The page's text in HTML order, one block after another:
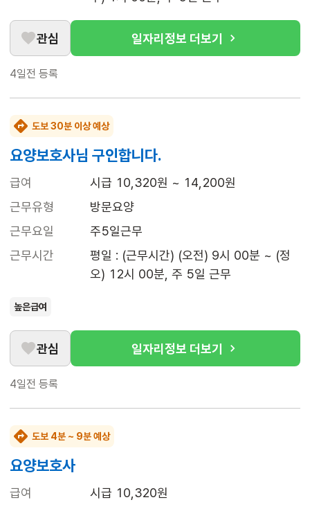
관심 일자리정보 더보기
4일전 등록
도보 30분 이상 예상
요양보호사님 구인합니다.
급여
시급 10,320원 ~ 14,200원
근무유형
방문요양
근무요일
주5일근무
근무시간
평일 : (근무시간) (오전) 9시 00분 ~ (정
오) 12시 00분, 주 5일 근무
높은급여
관심 일자리정보 더보기
4일전 등록
도보 4분 ~ 9분 예상
요양보호사
급여
시급 10,320원